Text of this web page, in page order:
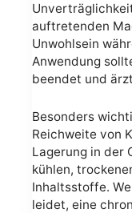
auftretenden
Unwohlsein
Anwendung
beendet und
Besonders
Reichweite von
Lagerung in der
kühlen,
Inhaltsstoffe.
leidet, eine